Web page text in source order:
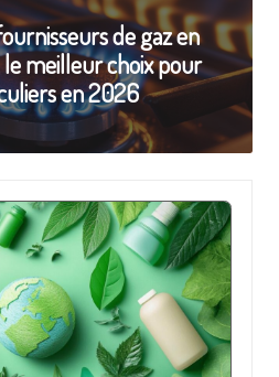
de gaz en
le meilleur choix pour
en 2026